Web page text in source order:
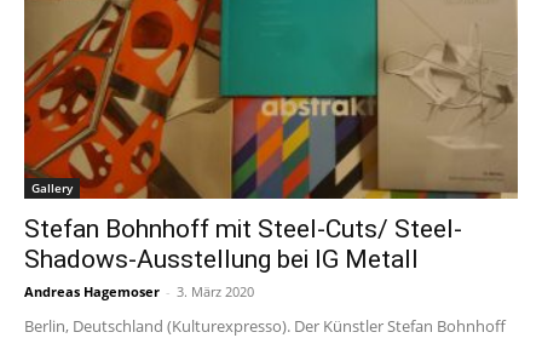
Gallery
Stefan Bohnhoff mit Steel-Cuts/ Steel-
Shadows-Ausstellung bei IG Metall
Andreas Hagemoser - 3. März 2020
Berlin, Deutschland (Kulturexpresso). Der Künstler Stefan Bohnhoff